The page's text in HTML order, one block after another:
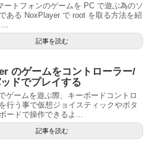
ートフォンのゲームを PC で遊ぶ為のソ
ある NoxPlayer で root を取る方法を紹
記事を読む
のゲームをコントローラー/
ドでプレイする
ゲームを遊ぶ際、キーボードコントロ
行う事で仮想ジョイスティックやボタ
ードで操作できるよ...
記事を読む